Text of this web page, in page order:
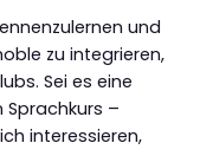
und
zu integrieren,
Sei es eine
Sprachkurs –
interessieren,